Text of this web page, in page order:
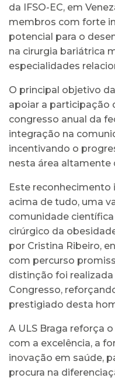
da IFSO-EC, em
membros com forte
potencial para o
na cirurgia bariátrica
especialidades
O principal objetivo da
apoiar a participação
congresso anual da
integração na
incentivando o
nesta área altamente
Este reconhecimento
acima de tudo, uma
comunidade
cirúrgico da
por Cristina Ribeiro,
com percurso
distinção foi
Congresso,
prestigiado desta
A ULS Braga reforça
com a excelência, a
inovação em saúde,
procura na